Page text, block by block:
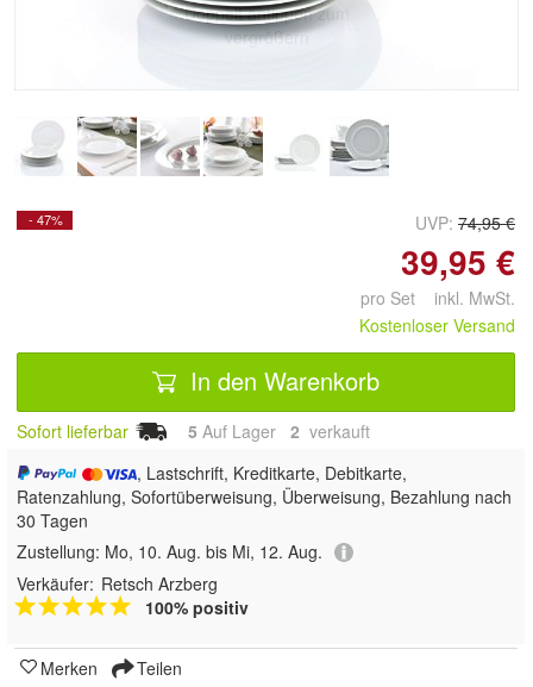
Doppelt antippen zum
vergrößern
- 47% UVP: 74,95 €
39,95 €
pro Set inkl. MwSt.
Kostenloser Versand
In den Warenkorb
Sofort lieferbar 5 Auf Lager 2 verkauft
, Lastschrift, Kreditkarte, Debitkarte,
Ratenzahlung, Sofortüberweisung, Überweisung, Bezahlung nach
30 Tagen
Zustellung: Mo, 10. Aug. bis Mi, 12. Aug.
Verkäufer: Retsch Arzberg
100% positiv
Merken Teilen